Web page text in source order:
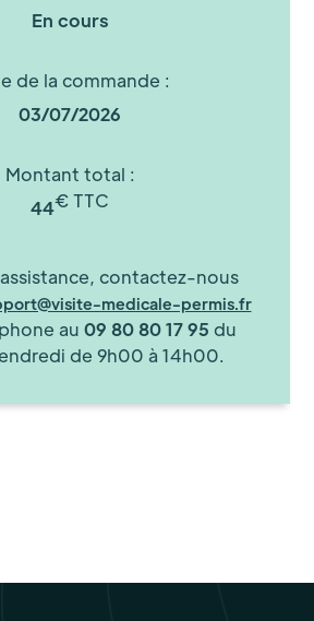
En cours
de la commande :
03/07/2026
Montant total :
44€ TTC
contactez-nous
medicale-permis.fr
au 09 80 80 17 95 du
de 9h00 à 14h00.